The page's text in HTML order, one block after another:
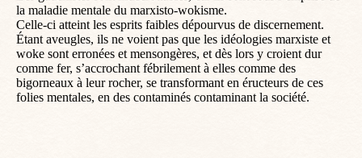
la maladie mentale du marxisto-wokisme.
Celle-ci atteint les esprits faibles dépourvus de discernement.
Étant aveugles, ils ne voient pas que les idéologies marxiste et
woke sont erronées et mensongères, et dès lors y croient dur
comme fer, s’accrochant fébrilement à elles comme des
bigorneaux à leur rocher, se transformant en éructeurs de ces
folies mentales, en des contaminés contaminant la société.